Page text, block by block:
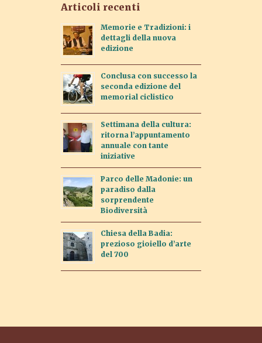
Articoli recenti
Memorie e Tradizioni: i
dettagli della nuova
edizione
Conclusa con successo la
seconda edizione del
memorial ciclistico
Settimana della cultura:
ritorna l’appuntamento
annuale con tante
iniziative
Parco delle Madonie: un
paradiso dalla
sorprendente
Biodiversità
Chiesa della Badia:
prezioso gioiello d’arte
del 700